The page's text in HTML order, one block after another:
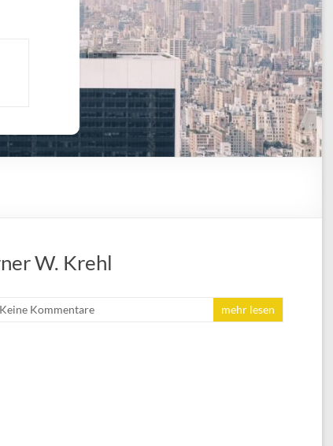
W. Krehl
Keine Kommentare mehr lesen